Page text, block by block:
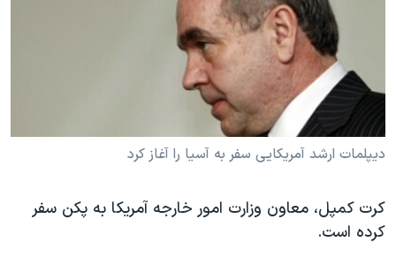
فرهنگ و زندگی
حقوق شهروندی
اقتصادی
علم و فناوری
آرشیو پخش زنده
مستندها
انتخابات ریاست جمهوری آمریکا ۲۰۲۴
حمله جمهوری اسلامی به اسرائیل
رمز مهسا
مجموعه مستندهای دادخواهی
تریبونال مردمی آبان ۹۸
دنبال کنید
زبانهای مختلف
دیپلمات ارشد آمریکایی سفر به آسیا را آغاز کرد
کرت کمپل، معاون وزارت امور خارجه آمریکا به پکن سفر
کرده است.